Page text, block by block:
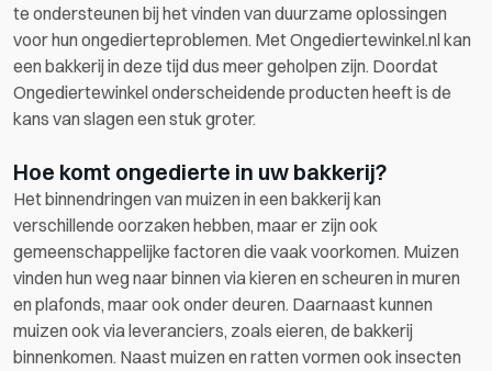
te ondersteunen bij het vinden van duurzame oplossingen
voor hun ongedierteproblemen. Met Ongediertewinkel.nl kan
een bakkerij in deze tijd dus meer geholpen zijn. Doordat
Ongediertewinkel onderscheidende producten heeft is de
kans van slagen een stuk groter.
Hoe komt ongedierte in uw bakkerij?
Het binnendringen van muizen in een bakkerij kan
verschillende oorzaken hebben, maar er zijn ook
gemeenschappelijke factoren die vaak voorkomen. Muizen
vinden hun weg naar binnen via kieren en scheuren in muren
en plafonds, maar ook onder deuren. Daarnaast kunnen
muizen ook via leveranciers, zoals eieren, de bakkerij
binnenkomen. Naast muizen en ratten vormen ook insecten